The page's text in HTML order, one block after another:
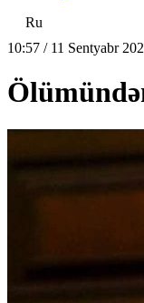
Ru
10:57 / 11 Sentyabr